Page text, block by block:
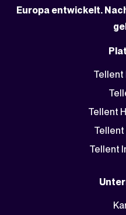
Europa entwickelt.
Tellent
Tellent
Tellent
Tellent